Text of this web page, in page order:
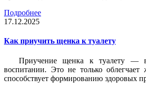
Подробнее
17.12.2025
Как приучить щенка к туалету
Приучение щенка к туалету —
воспитании. Это не только облегчает
способствует формированию здоровых